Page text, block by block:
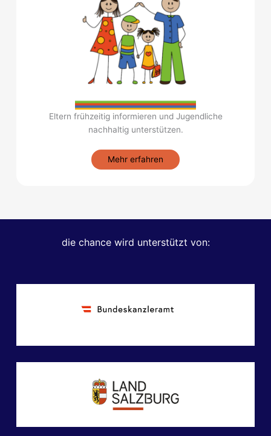
Eltern frühzeitig informieren und Jugendliche
nachhaltig unterstützen.
Mehr erfahren
die chance wird unterstützt von: